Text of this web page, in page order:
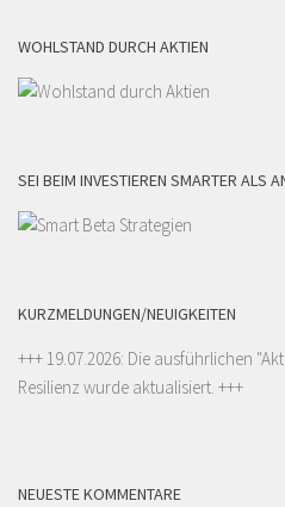
WOHLSTAND DURCH AKTIEN
SEI BEIM INVESTIEREN SMARTER ALS
KURZMELDUNGEN/NEUIGKEITEN
+++ 19.07.2026: Die ausführlichen "
Resilienz wurde aktualisiert. +++
NEUESTE KOMMENTARE